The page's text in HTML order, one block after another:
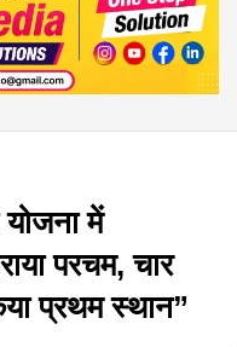
में
परचम, चार
प्रथम स्थान”